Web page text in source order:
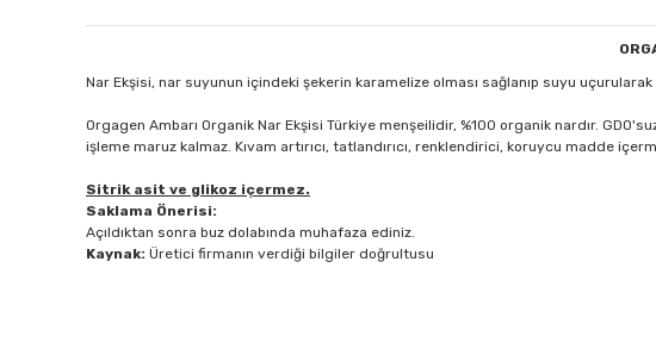
Nar Ekşisi, nar suyunun içindeki şekerin karamelize olması sağlanıp suyu
Orgagen Ambarı Organik Nar Ekşisi Türkiye menşeilidir, %100 organik nardır.
işleme maruz kalmaz. Kıvam artırıcı, tatlandırıcı, renklendirici, koruycu madde
Sitrik asit ve glikoz içermez.
Saklama Önerisi:
Açıldıktan sonra buz dolabında muhafaza ediniz.
Kaynak: Üretici firmanın verdiği bilgiler doğrultusu